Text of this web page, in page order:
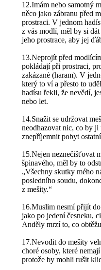
12.Imám nebo samotný
něco jako zábranu před
prostraci. V jednom
z vás modlí, měl by si
jeho prostrace, aby jej
13.Neprojít před
pokládají při prostraci,
zakázané (haram). V
který to ví a přesto to
hadísu řekli, že nevědí,
nebo let.
14.Snažit se udržovat
neodhazovat nic, co by ji
znepříjemnit pobyt
15.Nejen neznečišťovat
špinavého, měl by to
„Všechny skutky mého
posledního soudu,
z mešity.“
16.Muslim nesmí přijít
jako po jedení česneku,
Anděly mrzí to, co
17.Nevodit do mešity
choré osoby, které
protože by mohli rušit